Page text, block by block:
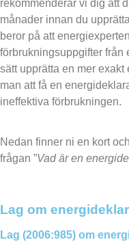
rekommenderar vi dig att
månader innan du
beror på att
förbrukningsuppgifter från
sätt upprätta en mer
man att få en
ineffektiva förbrukningen.
Nedan finner ni en kort
frågan ”Vad är en
Lag om
Lag (2006:985) om